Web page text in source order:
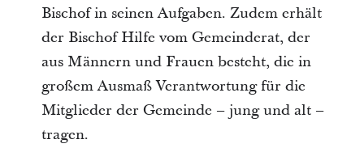
Bischof in seinen Aufgaben. Zudem erhält
der Bischof Hilfe vom Gemeinderat, der
aus Männern und Frauen besteht, die in
großem Ausmaß Verantwortung für die
Mitglieder der Gemeinde – jung und alt –
tragen.